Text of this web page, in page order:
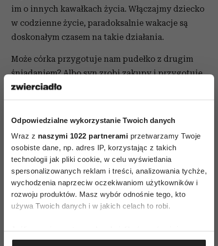
Odpowiedzialne wykorzystanie Twoich danych
Wraz z naszymi 1022 partnerami przetwarzamy Twoje
osobiste dane, np. adres IP, korzystając z takich
technologii jak pliki cookie, w celu wyświetlania
spersonalizowanych reklam i treści, analizowania tychże,
wychodzenia naprzeciw oczekiwaniom użytkowników i
rozwoju produktów. Masz wybór odnośnie tego, kto
używa Twoich danych i w jakich celach to robi.
Jeśli wyrazisz na to zgodę, chcielibyśmy również:
Gromadzić dane dotyczące Twojej lokalizacji
im o innych kawałkach życia. Włączajmy dziecko
w codzienne życie, paradoksalnie wakacje są
doskonałym czasem na takie działania.
Może córka przygotuje nam pudełko z drugim
śniadaniem? Albo syn zrobi zakupy i przygotuje
warzywa na obiad? Niech to będzie coś bardzo
prostego. Pozwalajmy dzieciom i na
samodzielność, i na branie odpowiedzialności,
cieszącego się życiem i odpowiedzialnego
dorosłego.
Fragment artykułu: ; czytaj blog